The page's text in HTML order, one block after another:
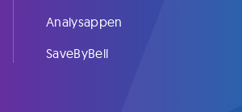
Analysappen
SaveByBell